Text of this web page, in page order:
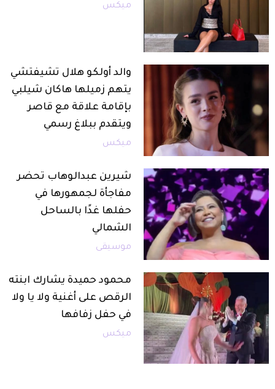
ميكس
والد أولكو هلال تشيفتشي
يتهم زميلها هاكان شيلبي
بإقامة علاقة مع قاصر
ويتقدم ببلاغ رسمي
ميكس
شيرين عبدالوهاب تحضر
مفاجأة لجمهورها في
حفلها غدًا بالساحل
الشمالي
موسيقى
محمود حميدة يشارك ابنته
الرقص على أغنية ولا يا ولا
في حفل زفافها
ميكس